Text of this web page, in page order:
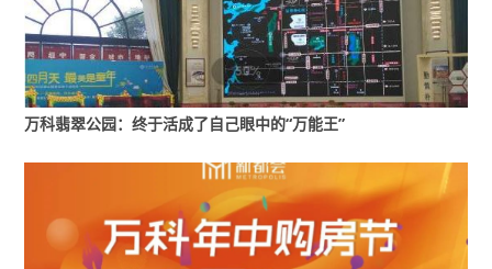
债务的兑付压力进入市场化处置阶段。
股债波动下的“缓冲期”与“双刃剑”
就在浦发银行公告发布同日，万科多只境内债券出现大
幅下跌，其中“22万科02”“21万科04”等债券甚至因盘中
跌超30%而临停。虽然截至当日债券市场收盘，几只债
券探底回弹，跌幅收窄，但普遍下跌幅度在7%以上。
万科翡翠公园：终于活成了自己眼中的“万能王”